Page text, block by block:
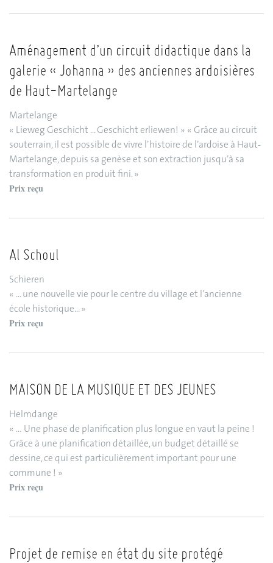
Aménagement d’un circuit didactique dans la
galerie « Johanna » des anciennes ardoisières
de Haut-Martelange
Martelange
« Lieweg Geschicht ... Geschicht erliewen! » « Grâce au circuit
souterrain, il est possible de vivre l’histoire de l’ardoise à Haut-
Martelange, depuis sa genèse et son extraction jusqu’à sa
transformation en produit fini. »
Prix reçu
Al Schoul
Schieren
« ... une nouvelle vie pour le centre du village et l’ancienne
école historique... »
Prix reçu
MAISON DE LA MUSIQUE ET DES JEUNES
Helmdange
« … Une phase de planification plus longue en vaut la peine !
Grâce à une planification détaillée, un budget détaillé se
dessine, ce qui est particulièrement important pour une
commune ! »
Prix reçu
Projet de remise en état du site protégé